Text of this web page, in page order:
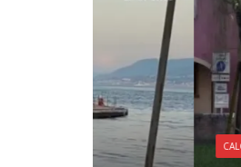
CALCIO PRIMO PIANO